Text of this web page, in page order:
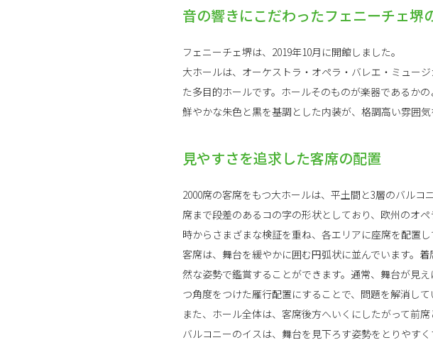
音の響きにこだわったフェニーチェ堺
フェニーチェ堺は、2019年10月に開館しました。
大ホールは、オーケストラ・オペラ・バレエ・ミュー
た多目的ホールです。ホールそのものが楽器であるか
鮮やかな朱色と黒を基調とした内装が、格調高い雰囲
見やすさを追求した客席の配置
2000席の客席をもつ大ホールは、平土間と3層のバル
席まで段差のあるコの字の形状としており、欧州のオ
時からさまざまな検証を重ね、各エリアに座席を配置し
客席は、舞台を緩やかに囲む円弧状に並んでいます。
然な姿勢で鑑賞することができます。通常、舞台が見
つ角度をつけた雁行配置にすることで、問題を解消して
また、ホール全体は、客席後方へいくにしたがって前
バルコニーのイスは、舞台を見下ろす姿勢をとりやす